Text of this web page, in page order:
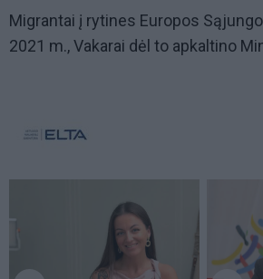
Migrantai į rytines Europos
2021 m., Vakarai dėl to apkaltino